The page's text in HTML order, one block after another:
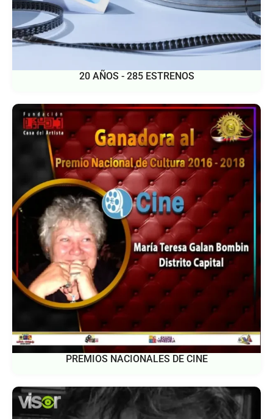
20 AÑOS - 285 ESTRENOS
PREMIOS NACIONALES DE CINE